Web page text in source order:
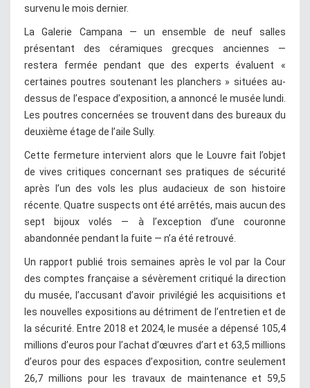
survenu le mois dernier.
La Galerie Campana — un ensemble de neuf salles
présentant des céramiques grecques anciennes —
restera fermée pendant que des experts évaluent «
certaines poutres soutenant les planchers » situées au-
dessus de l’espace d’exposition, a annoncé le musée lundi.
Les poutres concernées se trouvent dans des bureaux du
deuxième étage de l’aile Sully.
Cette fermeture intervient alors que le Louvre fait l’objet
de vives critiques concernant ses pratiques de sécurité
après l’un des vols les plus audacieux de son histoire
récente. Quatre suspects ont été arrêtés, mais aucun des
sept bijoux volés — à l’exception d’une couronne
abandonnée pendant la fuite — n’a été retrouvé.
Un rapport publié trois semaines après le vol par la Cour
des comptes française a sévèrement critiqué la direction
du musée, l’accusant d’avoir privilégié les acquisitions et
les nouvelles expositions au détriment de l’entretien et de
la sécurité. Entre 2018 et 2024, le musée a dépensé 105,4
millions d’euros pour l’achat d’œuvres d’art et 63,5 millions
d’euros pour des espaces d’exposition, contre seulement
26,7 millions pour les travaux de maintenance et 59,5